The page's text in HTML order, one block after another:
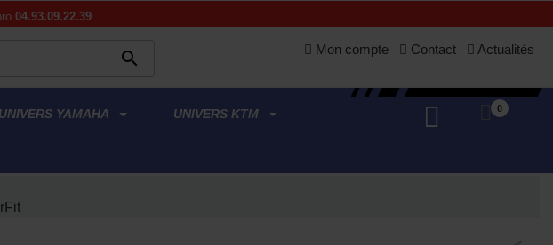
04.93.09.22.39
 Mon compte Contact Actualités
UNIVERS YAMAHA UNIVERS KTM 0